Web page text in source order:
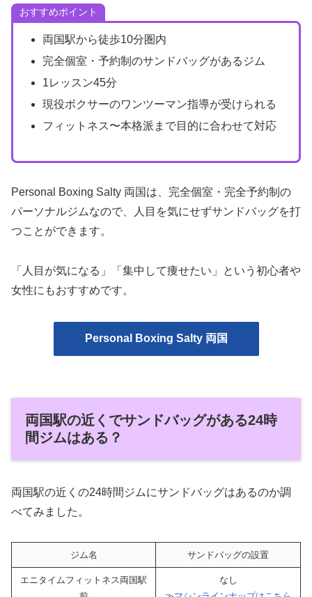
おすすめポイント
両国駅から徒歩10分圏内
完全個室・予約制のサンドバッグがあるジム
1レッスン45分
現役ボクサーのワンツーマン指導が受けられる
フィットネス〜本格派まで目的に合わせて対応
Personal Boxing Salty 両国は、完全個室・完全予約制の
パーソナルジムなので、人目を気にせずサンドバッグを打
つことができます。
「人目が気になる」「集中して痩せたい」という初心者や
女性にもおすすめです。
Personal Boxing Salty 両国
両国駅の近くでサンドバッグがある24時
間ジムはある？
両国駅の近くの24時間ジムにサンドバッグはあるのか調
べてみました。
ジム名 サンドバッグの設置
エニタイムフィットネス両国駅
なし